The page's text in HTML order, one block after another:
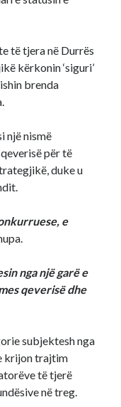
të tjera në Durrës
kërkonin ‘siguri’
brenda
një nismë
për të
duke u
e
nga një garë e
qeverisë dhe
subjektesh nga
krijon trajtim
të tjerë
në treg.